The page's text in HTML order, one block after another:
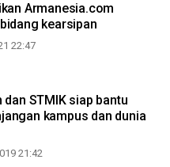
Armanesia.com
kearsipan
22:47
dan STMIK siap bantu
kampus dan dunia
21:42